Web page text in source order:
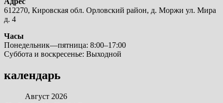
612270, Кировская обл. Орловский район, д. Моржи ул. Мира
д. 4
Часы
Понедельник—пятница: 8:00–17:00
Суббота и воскресенье: Выходной
календарь
Август 2026